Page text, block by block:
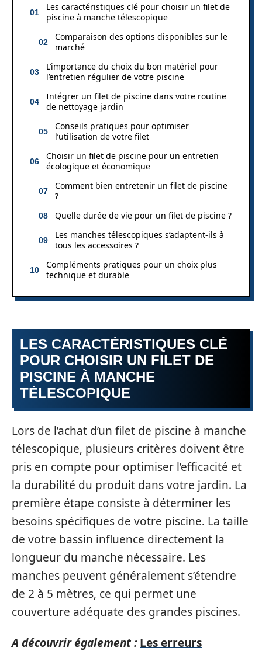
Les caractéristiques clé pour choisir un filet de
piscine à manche télescopique
Comparaison des options disponibles sur le
marché
L’importance du choix du bon matériel pour
l’entretien régulier de votre piscine
Intégrer un filet de piscine dans votre routine
de nettoyage jardin
Conseils pratiques pour optimiser
l’utilisation de votre filet
Choisir un filet de piscine pour un entretien
écologique et économique
Comment bien entretenir un filet de piscine
?
Quelle durée de vie pour un filet de piscine ?
Les manches télescopiques s’adaptent-ils à
tous les accessoires ?
Compléments pratiques pour un choix plus
technique et durable
LES CARACTÉRISTIQUES CLÉ
POUR CHOISIR UN FILET DE
PISCINE À MANCHE
TÉLESCOPIQUE
Lors de l’achat d’un filet de piscine à manche
télescopique, plusieurs critères doivent être
pris en compte pour optimiser l’efficacité et
la durabilité du produit dans votre jardin. La
première étape consiste à déterminer les
besoins spécifiques de votre piscine. La taille
de votre bassin influence directement la
longueur du manche nécessaire. Les
manches peuvent généralement s’étendre
de 2 à 5 mètres, ce qui permet une
couverture adéquate des grandes piscines.
A découvrir également : Les erreurs